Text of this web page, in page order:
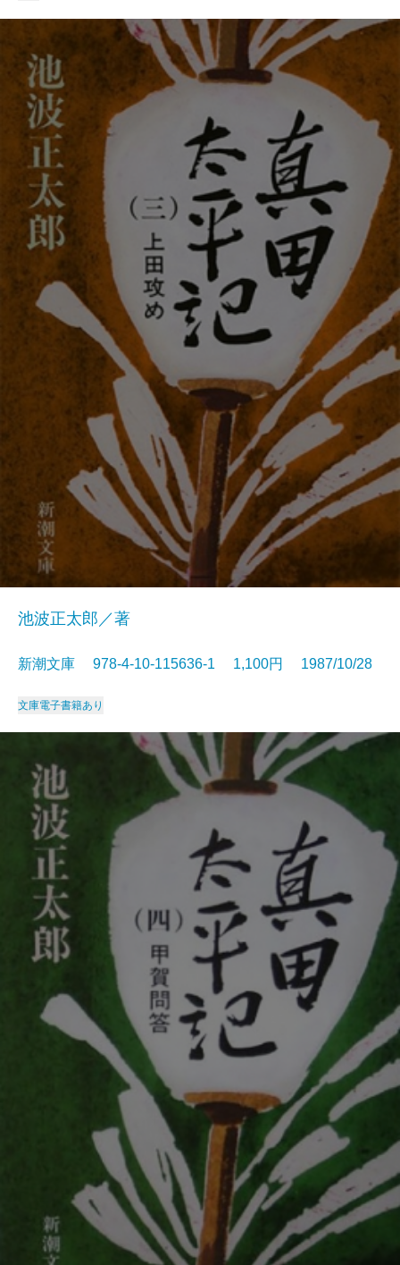
池波正太郎／著
新潮文庫 978-4-10-115636-1 1,100円 1987/10/28
文庫電子書籍あり